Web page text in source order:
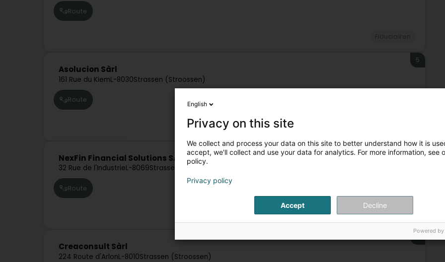
Route
Asolucion Sàrl
161 Rue du KiemL-8030Strassen (Stroossen)
5
Route
NexFin Financial Solutions SARLS
32 Rue de l'IndustrieL-8069Strassen (Stroossen)
6
Route
Fiduciairen
Creaconsult Sàrl
224 Route d'ArlonL-8010Strassen (Stroossen)
English
Privacy on this site
We collect and process your data on this site to better understand how it is
accept, we'll collect and use your data for analytics. For more information, see
policy.
Privacy policy
Accept Decline
Powered by